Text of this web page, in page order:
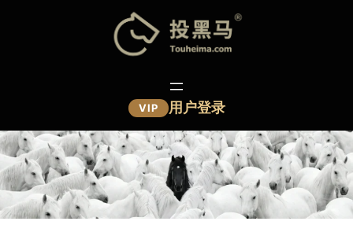
VIP 用户登录